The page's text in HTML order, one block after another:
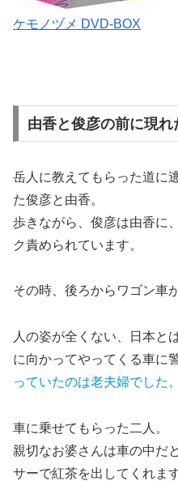
ケモノヅメ DVD-BOX
由香と俊彦の前に現れ
岳人に教えてもらった道に
た俊彦と由香。
歩きながら、俊彦は由香に
ク責められています。
その時、後ろからワゴン車
人の姿が全くない、日本と
に向かってやってくる車に
っていたのは老夫婦でした。
車に乗せてもらった二人。
親切なお婆さんは車の中だ
サーで紅茶を出してくれま